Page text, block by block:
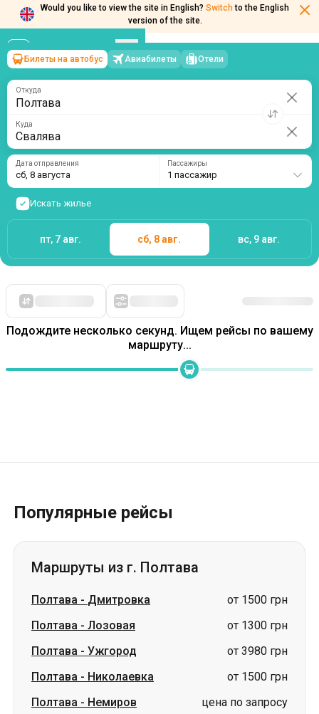
Would you like to view the site in English? Switch to the English
version of the site.
Полтава→Свалява
сб, 8 августа/1 пассажир
Билеты на автобус Авиабилеты Отели
Откуда
Куда
Дата отправления
сб, 8 августа
Пассажиры
1 пассажир
Искать жилье
пт, 7 авг. сб, 8 авг. вс, 9 авг.
Подождите несколько секунд. Ищем рейсы по вашему
маршруту...
Популярные рейсы
Маршруты из г. Полтава
Полтава - Дмитровка
от 1500 грн
Полтава - Лозовая
от 1300 грн
Полтава - Ужгород
от 3980 грн
Полтава - Николаевка
от 1500 грн
Полтава - Немиров
цена по запросу